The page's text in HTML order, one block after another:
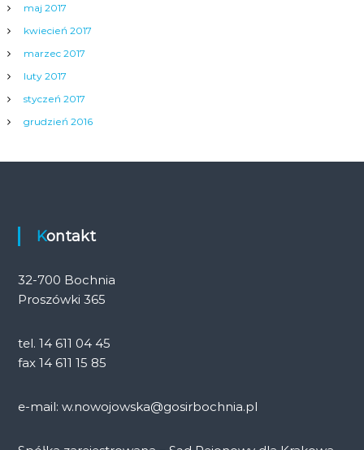
maj 2017
kwiecień 2017
marzec 2017
luty 2017
styczeń 2017
grudzień 2016
Kontakt
32-700 Bochnia
Proszówki 365
tel. 14 611 04 45
fax 14 611 15 85
e-mail: w.nowojowska@gosirbochnia.pl